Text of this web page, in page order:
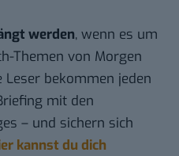
werden, wenn es um
Themen von Morgen
bekommen jeden
mit den
– und sichern sich
kannst du dich